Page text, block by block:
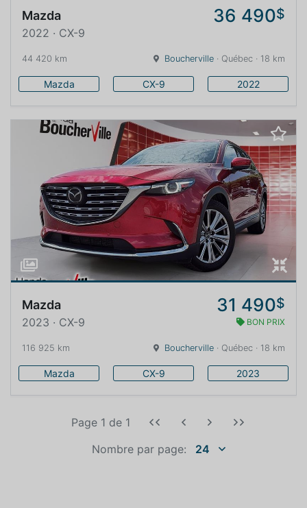
Mazda 36 490$
2022 · CX-9
44 420 km Boucherville · Québec · 18 km
Mazda CX-9 2022
Mazda 31 490$
2023 · CX-9 BON PRIX
116 925 km Boucherville · Québec · 18 km
Mazda CX-9 2023
Nombre par page: 24
Page 1 de 1